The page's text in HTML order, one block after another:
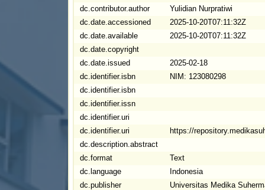
dc.contributor.author
Yulidian Nurpratiwi
dc.date.accessioned
2025-10-20T07:11:32Z
dc.date.available
2025-10-20T07:11:32Z
dc.date.copyright
dc.date.issued
2025-02-18
dc.identifier.isbn
NIM: 123080298
dc.identifier.isbn
dc.identifier.issn
dc.identifier.uri
dc.identifier.uri
https://
dc.description.abstract
dc.format
Text
dc.language
Indonesia
dc.publisher
Universitas Medika